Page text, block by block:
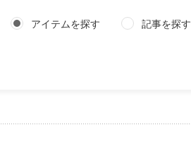
アイテムを探す 記事を探す